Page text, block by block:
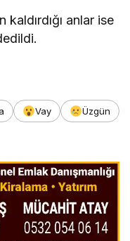
anlar ise
Vay
Üzgün